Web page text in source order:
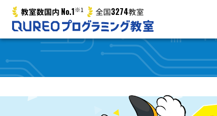
教室数国内 No.1※1 全国3274教室